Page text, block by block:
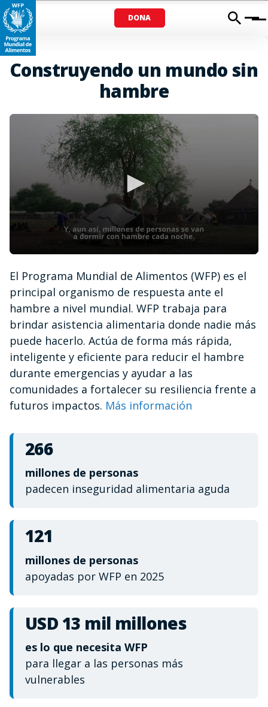
DONA Menu
Construyendo un mundo sin
hambre
of
minute,
12
seconds
El Programa Mundial de Alimentos (WFP) es el
principal organismo de respuesta ante el
hambre a nivel mundial. WFP trabaja para
brindar asistencia alimentaria donde nadie más
puede hacerlo. Actúa de forma más rápida,
inteligente y eficiente para reducir el hambre
durante emergencias y ayudar a las
comunidades a fortalecer su resiliencia frente a
futuros impactos. Más información
266
millones de personas
padecen inseguridad alimentaria aguda
121
millones de personas
apoyadas por WFP en 2025
USD 13 mil millones
es lo que necesita WFP
para llegar a las personas más
vulnerables